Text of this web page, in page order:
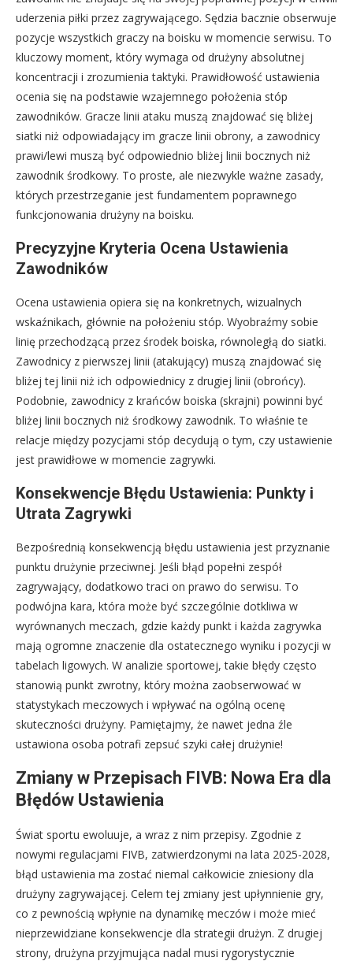
uderzenia piłki przez zagrywającego. Sędzia bacznie obserwuje
pozycje wszystkich graczy na boisku w momencie serwisu. To
kluczowy moment, który wymaga od drużyny absolutnej
koncentracji i zrozumienia taktyki. Prawidłowość ustawienia
ocenia się na podstawie wzajemnego położenia stóp
zawodników. Gracze linii ataku muszą znajdować się bliżej
siatki niż odpowiadający im gracze linii obrony, a zawodnicy
prawi/lewi muszą być odpowiednio bliżej linii bocznych niż
zawodnik środkowy. To proste, ale niezwykle ważne zasady,
których przestrzeganie jest fundamentem poprawnego
funkcjonowania drużyny na boisku.
Precyzyjne Kryteria Ocena Ustawienia
Zawodników
Ocena ustawienia opiera się na konkretnych, wizualnych
wskaźnikach, głównie na położeniu stóp. Wyobraźmy sobie
linię przechodzącą przez środek boiska, równoległą do siatki.
Zawodnicy z pierwszej linii (atakujący) muszą znajdować się
bliżej tej linii niż ich odpowiednicy z drugiej linii (obrońcy).
Podobnie, zawodnicy z krańców boiska (skrajni) powinni być
bliżej linii bocznych niż środkowy zawodnik. To właśnie te
relacje między pozycjami stóp decydują o tym, czy ustawienie
jest prawidłowe w momencie zagrywki.
Konsekwencje Błędu Ustawienia: Punkty i
Utrata Zagrywki
Bezpośrednią konsekwencją błędu ustawienia jest przyznanie
punktu drużynie przeciwnej. Jeśli błąd popełni zespół
zagrywający, dodatkowo traci on prawo do serwisu. To
podwójna kara, która może być szczególnie dotkliwa w
wyrównanych meczach, gdzie każdy punkt i każda zagrywka
mają ogromne znaczenie dla ostatecznego wyniku i pozycji w
tabelach ligowych. W analizie sportowej, takie błędy często
stanowią punkt zwrotny, który można zaobserwować w
statystykach meczowych i wpływać na ogólną ocenę
skuteczności drużyny. Pamiętajmy, że nawet jedna źle
ustawiona osoba potrafi zepsuć szyki całej drużynie!
Zmiany w Przepisach FIVB: Nowa Era dla
Błędów Ustawienia
Świat sportu ewoluuje, a wraz z nim przepisy. Zgodnie z
nowymi regulacjami FIVB, zatwierdzonymi na lata 2025-2028,
błąd ustawienia ma zostać niemal całkowicie zniesiony dla
drużyny zagrywającej. Celem tej zmiany jest upłynnienie gry,
co z pewnością wpłynie na dynamikę meczów i może mieć
nieprzewidziane konsekwencje dla strategii drużyn. Z drugiej
strony, drużyna przyjmująca nadal musi rygorystycznie